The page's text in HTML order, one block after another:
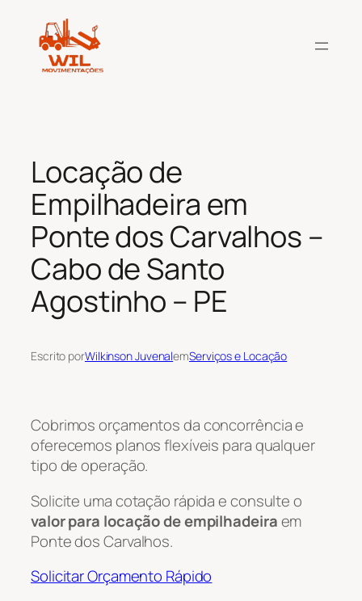
conteúdo
Locação de
Empilhadeira em
Ponte dos Carvalhos –
Cabo de Santo
Agostinho – PE
Escrito porWilkinson JuvenalemServiços e Locação
Cobrimos orçamentos da concorrência e
oferecemos planos flexíveis para qualquer
tipo de operação.
Solicite uma cotação rápida e consulte o
valor para locação de empilhadeiraem
Ponte dos Carvalhos.
Solicitar Orçamento Rápido